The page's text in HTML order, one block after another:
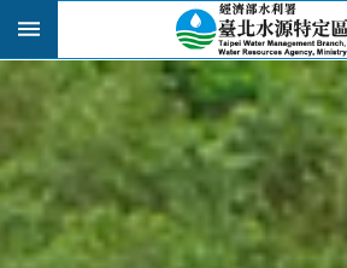
跳到主要內容區塊